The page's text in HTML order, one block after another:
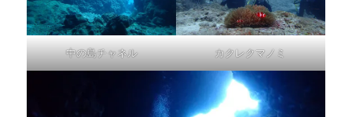
中の島チャネル カクレクマノミ